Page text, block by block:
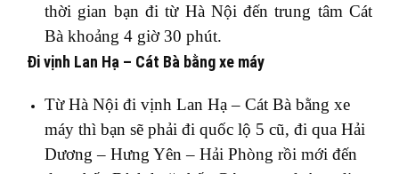
thời gian bạn đi từ Hà Nội đến trung tâm Cát
Bà khoảng 4 giờ 30 phút.
Đi vịnh Lan Hạ – Cát Bà bằng xe máy
Từ Hà Nội đi vịnh Lan Hạ – Cát Bà bằng xe
máy thì bạn sẽ phải đi quốc lộ 5 cũ, đi qua Hải
Dương – Hưng Yên – Hải Phòng rồi mới đến